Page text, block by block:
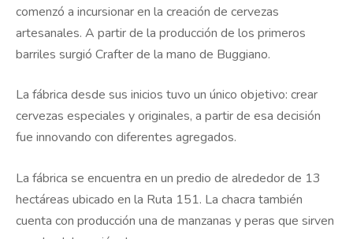
comenzó a incursionar en la creación de cervezas
artesanales. A partir de la producción de los primeros
barriles surgió Crafter de la mano de Buggiano.
La fábrica desde sus inicios tuvo un único objetivo: crear
cervezas especiales y originales, a partir de esa decisión
fue innovando con diferentes agregados.
La fábrica se encuentra en un predio de alrededor de 13
hectáreas ubicado en la Ruta 151. La chacra también
cuenta con producción una de manzanas y peras que sirven